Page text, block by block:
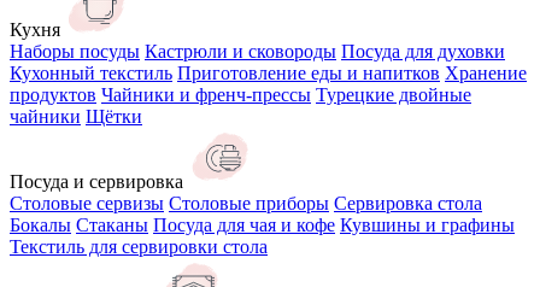
Кухня
Наборы посуды Кастрюли и сковороды Посуда для духовки
Кухонный текстиль Приготовление еды и напитков Хранение
продуктов Чайники и френч-прессы Турецкие двойные
чайники Щётки
Посуда и сервировка
Столовые сервизы Столовые приборы Сервировка стола
Бокалы Стаканы Посуда для чая и кофе Кувшины и графины
Текстиль для сервировки стола